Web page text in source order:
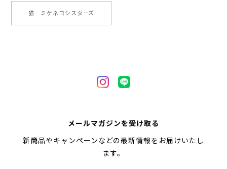
2024/05/04
2024/05/04
猫 ミケネコシスターズ
メールマガジンを受け取る
新商品やキャンペーンなどの最新情報をお届けいたし
ます。